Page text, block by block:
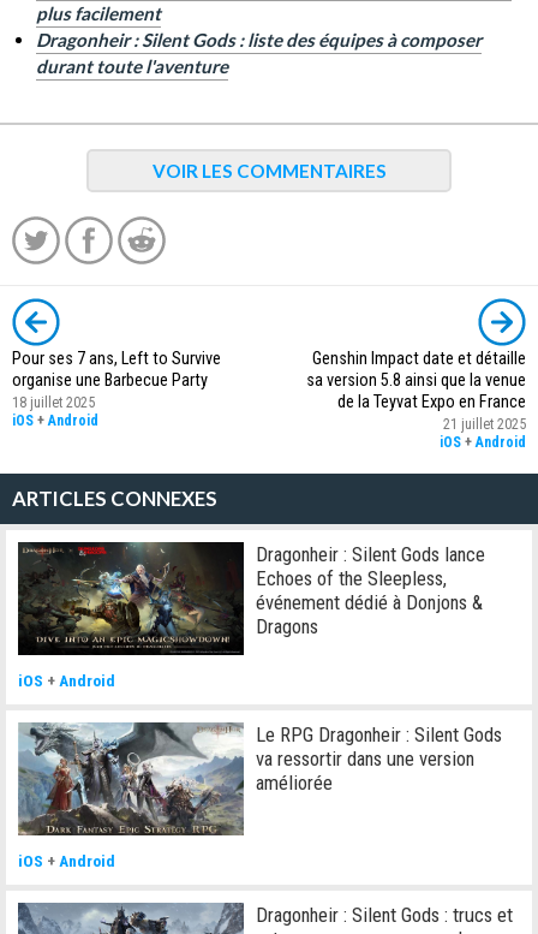
plus facilement
Dragonheir : Silent Gods : liste des équipes à composer
durant toute l'aventure
VOIR LES COMMENTAIRES
Pour ses 7 ans, Left to Survive
organise une Barbecue Party
18 juillet 2025
iOS + Android
Genshin Impact date et détaille
sa version 5.8 ainsi que la venue
de la Teyvat Expo en France
21 juillet 2025
iOS + Android
ARTICLES CONNEXES
Dragonheir : Silent Gods lance
Echoes of the Sleepless,
événement dédié à Donjons &
Dragons
iOS + Android
Le RPG Dragonheir : Silent Gods
va ressortir dans une version
améliorée
iOS + Android
Dragonheir : Silent Gods : trucs et